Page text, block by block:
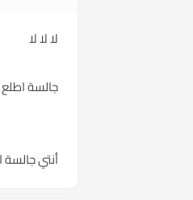
لا لا لا
جالسة
أنتي